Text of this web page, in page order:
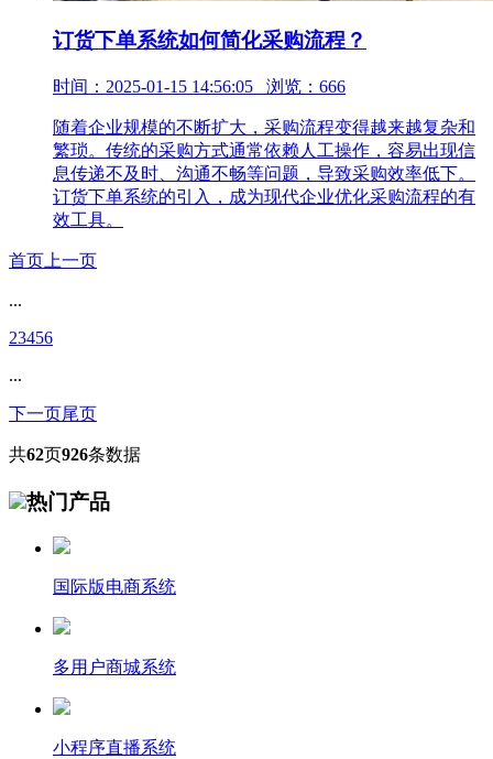
订货下单系统如何简化采购流程？
时间：2025-01-15 14:56:05 浏览：666
随着企业规模的不断扩大，采购流程变得越来越复杂和
繁琐。传统的采购方式通常依赖人工操作，容易出现信
息传递不及时、沟通不畅等问题，导致采购效率低下。
订货下单系统的引入，成为现代企业优化采购流程的有
效工具。
首页 上一页
...
23456
...
下一页尾页
共62页926条数据
热门产品
国际版电商系统
多用户商城系统
小程序直播系统